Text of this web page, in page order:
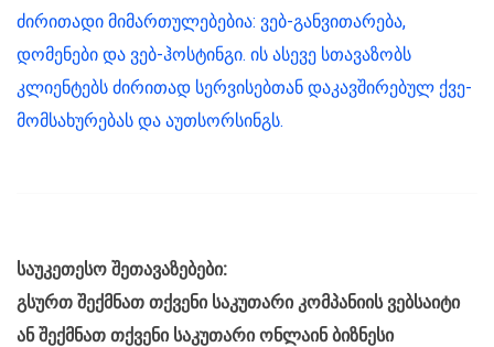
ძირითადი მიმართულებებია: ვებ-განვითარება,
დომენები და ვებ-ჰოსტინგი. ის ასევე სთავაზობს
კლიენტებს ძირითად სერვისებთან დაკავშირებულ ქვე-
მომსახურებას და აუთსორსინგს.
საუკეთესო შეთავაზებები:
გსურთ შექმნათ თქვენი საკუთარი კომპანიის ვებსაიტი
ან შექმნათ თქვენი საკუთარი ონლაინ ბიზნესი